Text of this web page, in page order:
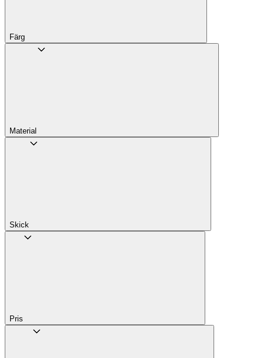
Färg
Material
Skick
Pris